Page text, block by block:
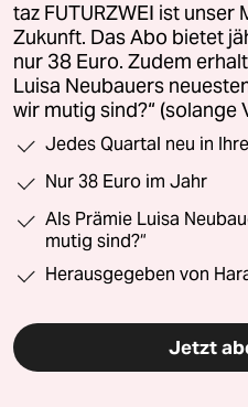
taz FUTURZWEI ist unser
Zukunft. Das Abo bietet
nur 38 Euro. Zudem
Luisa Neubauers
wir mutig sind?“ (solange
Jedes Quartal neu in
Nur 38 Euro im Jahr
Als Prämie Luisa
mutig sind?“
Herausgegeben von
Jetzt